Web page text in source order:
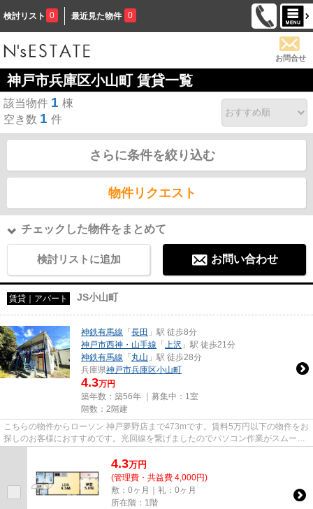
検討リスト 0 最近見た物件 0
お問合せ
神戸市兵庫区小山町 賃貸一覧
該当物件 1 棟
空き数 1 件
さらに条件を絞り込む
物件リクエスト
チェックした物件をまとめて
検討リストに追加 お問い合わせ
賃貸｜アパート JS小山町
神鉄有馬線 「 長田 」駅 徒歩8分
神戸市西神・山手線 「 上沢 」駅 徒歩21分
神鉄有馬線 「 丸山 」駅 徒歩28分
兵庫県神戸市兵庫区小山町
4.3万円
築年数：築56年 ｜募集中： 1室
階数：2階建
こちらの物件からローソン 神戸夢野店まで473mです。賃料5万円以下の物件をお
探しのお客様におすすめです。光回線を繋げましたのでパソコン作業がスムーズ
4.3万円
(管理費・共益費 4,000円)
敷：0ヶ月｜礼：0ヶ月
所在階：1階